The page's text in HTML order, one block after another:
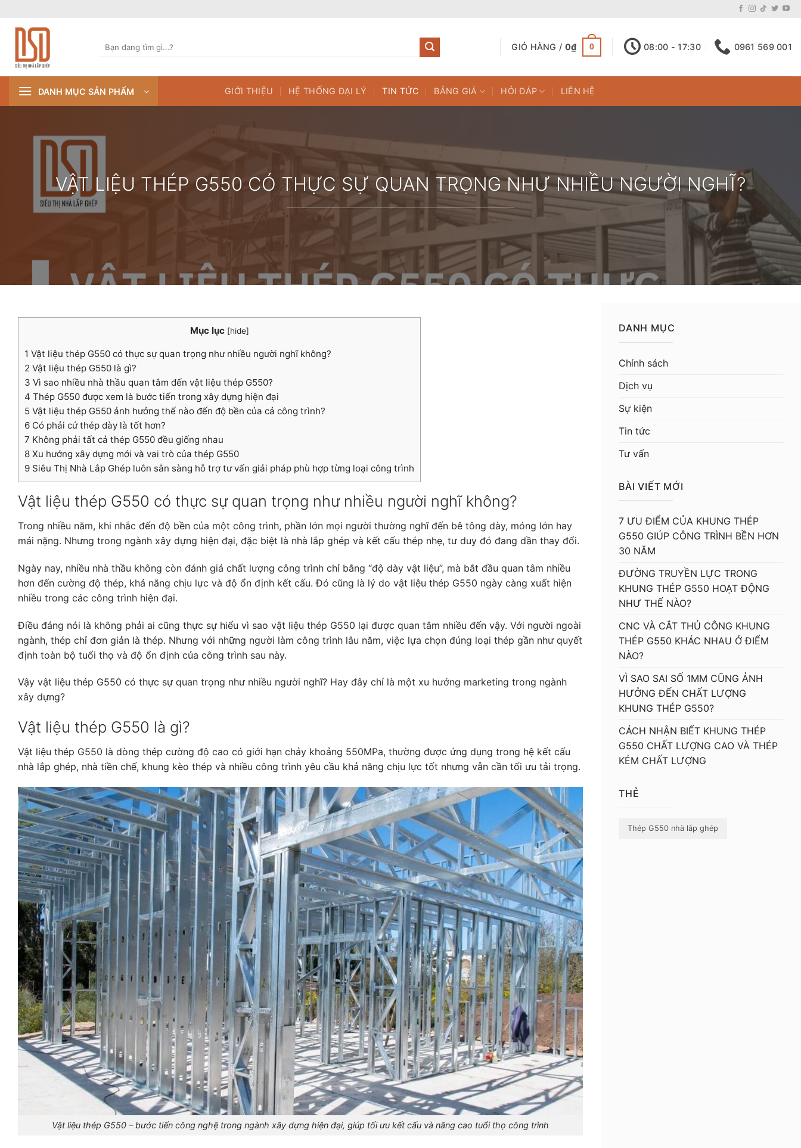
content
Tìm
kiếm:
GIỎ HÀNG / 0₫ 0 08:00 - 17:30 0961 569 001
DANH MỤC SẢN PHẨM GIỚI THIỆU HỆ THỐNG ĐẠI LÝ TIN TỨC BẢNG GIÁ HỎI ĐÁP LIÊN HỆ
VẬT LIỆU THÉP G550 CÓ THỰC SỰ QUAN TRỌNG NHƯ NHIỀU NGƯỜI NGHĨ?
Mục lục [hide]
1 Vật liệu thép G550 có thực sự quan trọng như nhiều người nghĩ không?
2 Vật liệu thép G550 là gì?
3 Vì sao nhiều nhà thầu quan tâm đến vật liệu thép G550?
4 Thép G550 được xem là bước tiến trong xây dựng hiện đại
5 Vật liệu thép G550 ảnh hưởng thế nào đến độ bền của cả công trình?
6 Có phải cứ thép dày là tốt hơn?
7 Không phải tất cả thép G550 đều giống nhau
8 Xu hướng xây dựng mới và vai trò của thép G550
9 Siêu Thị Nhà Lắp Ghép luôn sẵn sàng hỗ trợ tư vấn giải pháp phù hợp từng loại công trình
Vật liệu thép G550 có thực sự quan trọng như nhiều người nghĩ không?
Trong nhiều năm, khi nhắc đến độ bền của một công trình, phần lớn mọi người thường nghĩ đến bê tông dày, móng lớn hay
mái nặng. Nhưng trong ngành xây dựng hiện đại, đặc biệt là nhà lắp ghép và kết cấu thép nhẹ, tư duy đó đang dần thay đổi.
Ngày nay, nhiều nhà thầu không còn đánh giá chất lượng công trình chỉ bằng “độ dày vật liệu”, mà bắt đầu quan tâm nhiều
hơn đến cường độ thép, khả năng chịu lực và độ ổn định kết cấu. Đó cũng là lý do vật liệu thép G550 ngày càng xuất hiện
nhiều trong các công trình hiện đại.
Điều đáng nói là không phải ai cũng thực sự hiểu vì sao vật liệu thép G550 lại được quan tâm nhiều đến vậy. Với người ngoài
ngành, thép chỉ đơn giản là thép. Nhưng với những người làm công trình lâu năm, việc lựa chọn đúng loại thép gần như quyết
định toàn bộ tuổi thọ và độ ổn định của công trình sau này.
Vậy vật liệu thép G550 có thực sự quan trọng như nhiều người nghĩ? Hay đây chỉ là một xu hướng marketing trong ngành
xây dựng?
Vật liệu thép G550 là gì?
Vật liệu thép G550 là dòng thép cường độ cao có giới hạn chảy khoảng 550MPa, thường được ứng dụng trong hệ kết cấu
nhà lắp ghép, nhà tiền chế, khung kèo thép và nhiều công trình yêu cầu khả năng chịu lực tốt nhưng vẫn cần tối ưu tải trọng.
Vật liệu thép G550 – bước tiến công nghệ trong ngành xây dựng hiện đại, giúp tối ưu kết cấu và nâng cao tuổi thọ công trình
DANH MỤC
Chính sách
Dịch vụ
Sự kiện
Tin tức
Tư vấn
BÀI VIẾT MỚI
7 ƯU ĐIỂM CỦA KHUNG THÉP
G550 GIÚP CÔNG TRÌNH BỀN HƠN
30 NĂM
ĐƯỜNG TRUYỀN LỰC TRONG
KHUNG THÉP G550 HOẠT ĐỘNG
NHƯ THẾ NÀO?
CNC VÀ CẮT THỦ CÔNG KHUNG
THÉP G550 KHÁC NHAU Ở ĐIỂM
NÀO?
VÌ SAO SAI SỐ 1MM CŨNG ẢNH
HƯỞNG ĐẾN CHẤT LƯỢNG
KHUNG THÉP G550?
CÁCH NHẬN BIẾT KHUNG THÉP
G550 CHẤT LƯỢNG CAO VÀ THÉP
KÉM CHẤT LƯỢNG
THẺ
Thép G550 nhà lắp ghép